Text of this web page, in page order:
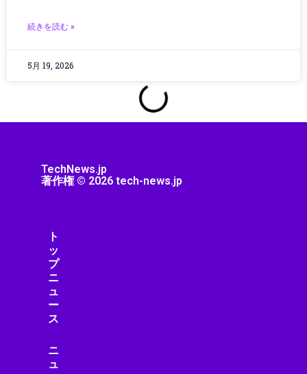
スマートデバイス
スマートトイ
スマートフォン・モバイル
スマートホーム
スマートライフ
スマート水道
スマート物流
スマート製造
セール・キャンペーン
セキュリティ
セキュリティ/リスク
続きを読む »
5月 19, 2026
TechNews.jp
著作権 © 2026 tech-news.jp
ト
ッ
プ
ニ
ュ
ー
ス
ニ
ュ